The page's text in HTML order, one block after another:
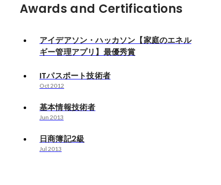
Awards and Certifications
アイデアソン・ハッカソン【家庭のエネル
ギー管理アプリ】最優秀賞
ITパスポート技術者
Oct 2012
基本情報技術者
Jun 2013
日商簿記2級
Jul 2013